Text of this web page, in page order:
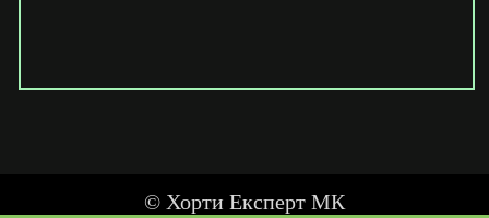
© Хорти Експерт МК